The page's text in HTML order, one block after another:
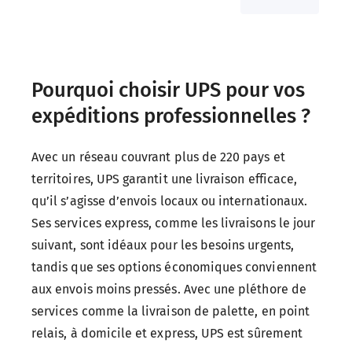
Pourquoi choisir UPS pour vos
expéditions professionnelles ?
Avec un réseau couvrant plus de 220 pays et
territoires, UPS garantit une livraison efficace,
qu’il s’agisse d’envois locaux ou internationaux.
Ses services express, comme les livraisons le jour
suivant, sont idéaux pour les besoins urgents,
tandis que ses options économiques conviennent
aux envois moins pressés. Avec une pléthore de
services comme la livraison de palette, en point
relais, à domicile et express, UPS est sûrement